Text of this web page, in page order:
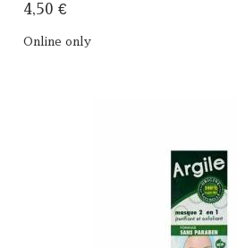
4,50 €
Online only